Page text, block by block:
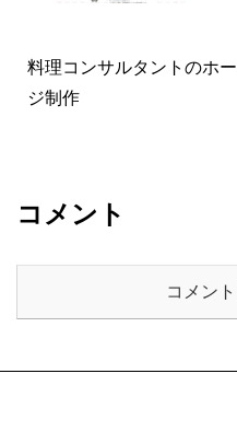
料理コンサルタントのホ
ジ制作
コメント
コメン